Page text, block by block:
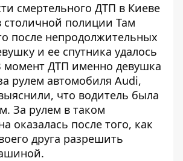
смертельного ДТП в Киеве
столичной полиции Там
после непродолжительных
и ее спутника удалось
момент ДТП именно девушка
рулем автомобиля Audi,
что водитель была
За рулем в таком
оказалась после того, как
друга разрешить